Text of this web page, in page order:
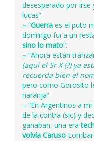
desesperado por irse
lucas”.
– “Guerra es el puto
domingo fui a un
sino lo mato“.
– “Ahora están
(aquí el Sr X (?) ya
recuerda bien el
pero como Gorosito
naranja”.
– “En Argentinos a
de la contra (sic) y
ganaban, una era
volvía Caruso